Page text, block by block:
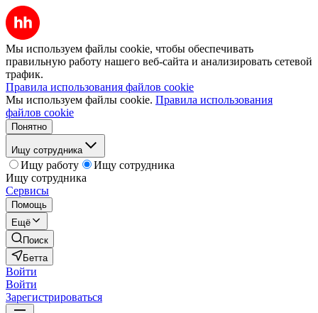
Мы используем файлы cookie, чтобы обеспечивать
правильную работу нашего веб-сайта и анализировать сетевой
трафик.
Правила использования файлов cookie
Мы используем файлы cookie. Правила использования
файлов cookie
Понятно
Ищу сотрудника
Ищу работу
Ищу сотрудника
Ищу сотрудника
Сервисы
Помощь
Ещё
Поиск
Бетта
Войти
Войти
Зарегистрироваться